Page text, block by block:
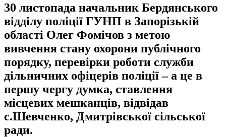
30 листопада начальник Бердянського
відділу поліції ГУНП в Запорізькій
області Олег Фомічов з метою
вивчення стану охорони публічного
порядку, перевірки роботи служби
дільничних офіцерів поліції – а це в
першу чергу думка, ставлення
місцевих мешканців, відвідав
с.Шевченко, Дмитрівської сільської
ради.